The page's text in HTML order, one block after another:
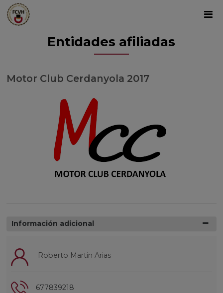
Entidades afiliadas
Motor Club Cerdanyola 2017
Información adicional
Roberto Martin Arias
677839218